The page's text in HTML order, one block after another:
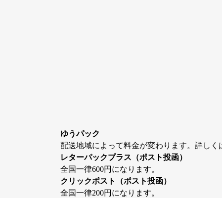
ゆうパック
配送地域によって料金が変わります。詳しく
レターパックプラス（ポスト投函）
全国一律600円になります。
クリックポスト（ポスト投函）
全国一律200円になります。